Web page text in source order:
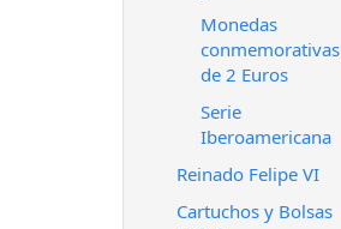
Monedas
conmemorativas
de 2 Euros
Serie
Iberoamericana
Reinado Felipe VI
Cartuchos y Bolsas